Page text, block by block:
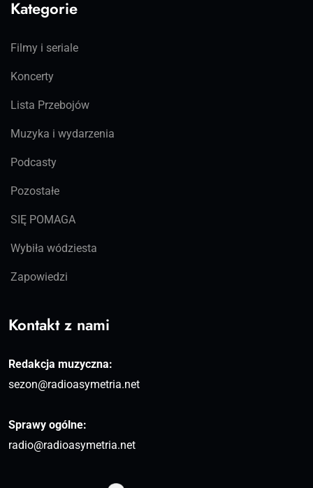
Kategorie
Filmy i seriale
Koncerty
Lista Przebojów
Muzyka i wydarzenia
Podcasty
Pozostałe
SIĘ POMAGA
Wybiła wódziesta
Zapowiedzi
Kontakt z nami
Redakcja muzyczna:
sezon@radioasymetria.net
Sprawy ogólne:
radio@radioasymetria.net